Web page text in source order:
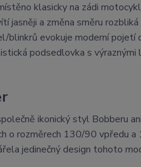
klasicky na zádi
jasněji a změna směru
evokuje moderní pojetí
podsedlovka s
ikonický styl Bobberu
o rozměrech 130/90 vpředu
jedinečný design tohoto